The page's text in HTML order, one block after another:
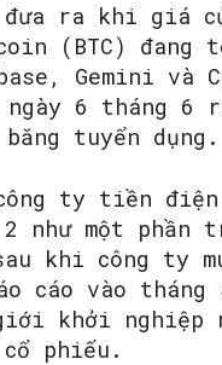
ra khi giá
(BTC) đang
Gemini và
6 tháng 6
tuyển dụng.
ty tiền
như một phần
khi công ty
cáo vào
khởi nghiệp
phiếu.